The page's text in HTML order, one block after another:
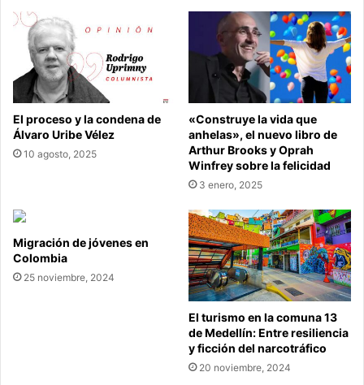
El proceso y la condena de
Álvaro Uribe Vélez
10 agosto, 2025
«Construye la vida que
anhelas», el nuevo libro de
Arthur Brooks y Oprah
Winfrey sobre la felicidad
3 enero, 2025
Migración de jóvenes en
Colombia
25 noviembre, 2024
El turismo en la comuna 13
de Medellín: Entre resiliencia
y ficción del narcotráfico
20 noviembre, 2024